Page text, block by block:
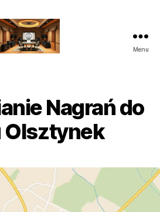
Sądu
Audio
Wideo
Menu
Nagrań do
Olsztynek